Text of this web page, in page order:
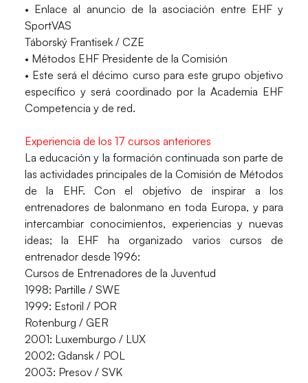
• Enlace al anuncio de la asociación entre EHF y
SportVAS
Táborský Frantisek / CZE
• Métodos EHF Presidente de la Comisión
• Este será el décimo curso para este grupo objetivo
específico y será coordinado por la Academia EHF
Competencia y de red.
Experiencia de los 17 cursos anteriores
La educación y la formación continuada son parte de
las actividades principales de la Comisión de Métodos
de la EHF. Con el objetivo de inspirar a los
entrenadores de balonmano en toda Europa, y para
intercambiar conocimientos, experiencias y nuevas
ideas; la EHF ha organizado varios cursos de
entrenador desde 1996:
Cursos de Entrenadores de la Juventud
1998: Partille / SWE
1999: Estoril / POR
Rotenburg / GER
2001: Luxemburgo / LUX
2002: Gdansk / POL
2003: Presov / SVK